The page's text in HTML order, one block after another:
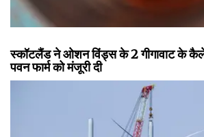
स्कॉटलैंड ने ओशन विंड्स के 2 गीगावाट के
पवन फार्म को मंजूरी दी